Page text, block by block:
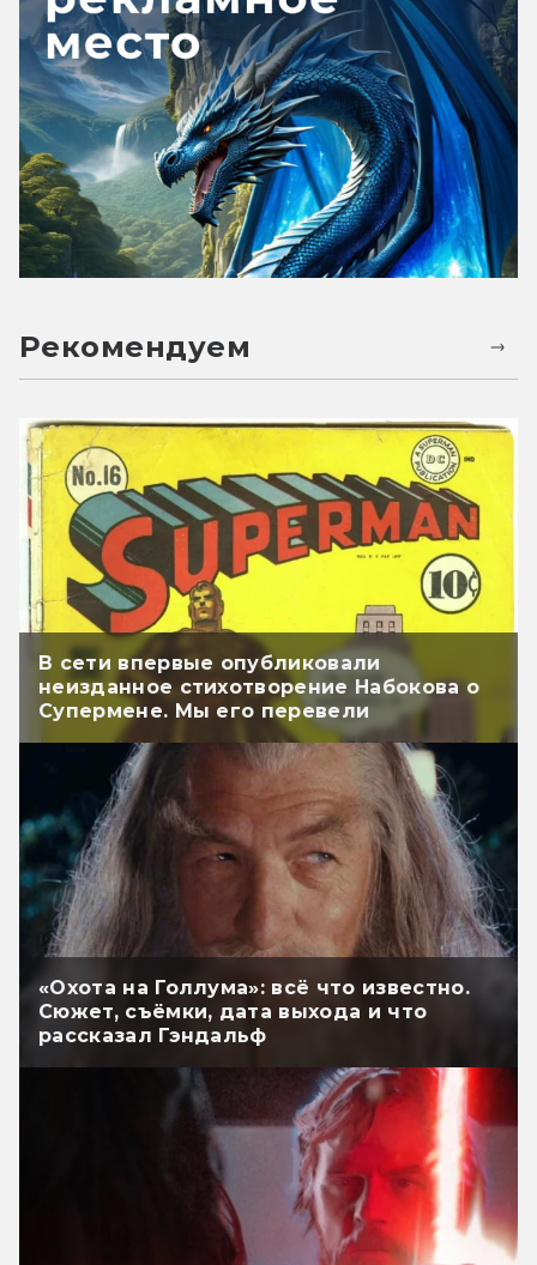
Рекомендуем
В сети впервые опубликовали
неизданное стихотворение Набокова о
Супермене. Мы его перевели
«Охота на Голлума»: всё что известно.
Сюжет, съёмки, дата выхода и что
рассказал Гэндальф